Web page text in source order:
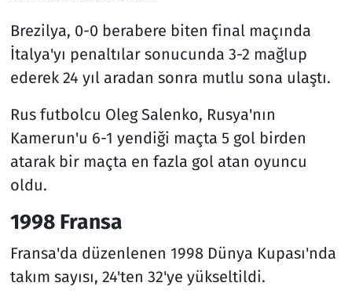
Brezilya, 0-0 berabere biten final maçında
İtalya'yı penaltılar sonucunda 3-2 mağlup
ederek 24 yıl aradan sonra mutlu sona ulaştı.
Rus futbolcu Oleg Salenko, Rusya'nın
Kamerun'u 6-1 yendiği maçta 5 gol birden
atarak bir maçta en fazla gol atan oyuncu
oldu.
1998 Fransa
Fransa'da düzenlenen 1998 Dünya Kupası'nda
takım sayısı, 24'ten 32'ye yükseltildi.